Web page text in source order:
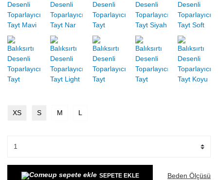
XS S M L
SEPETE EKLE Beden Ölçüsü